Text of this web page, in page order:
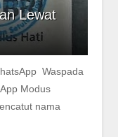
Lewat
Waspada
Modus
nama